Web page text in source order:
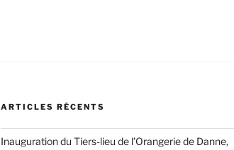
ARTICLES RÉCENTS
Inauguration du Tiers-lieu de l’Orangerie de Danne,